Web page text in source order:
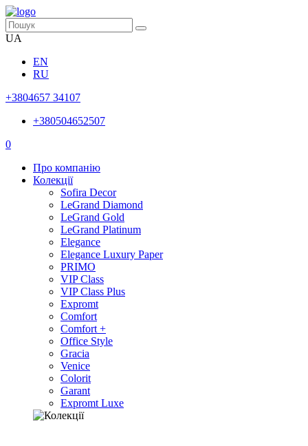
UA
EN
RU
+3804657 34107
+380504652507
0
Про компанію
Колекції
Sofira Decor
LeGrand Diamond
LeGrand Gold
LeGrand Platinum
Elegance
Elegance Luxury Paper
PRIMO
VIP Class
VIP Class Plus
Expromt
Comfort
Comfort +
Office Style
Gracia
Venice
Colorit
Garant
Expromt Luxe